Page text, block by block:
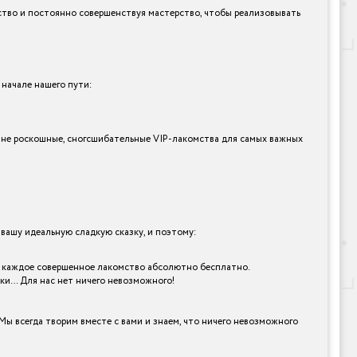
и постоянно совершенствуя мастерство, чтобы реализовывать
нашего пути:
роскошные, сногсшибательные VIP-лакомства для самых важных
идеальную сладкую сказку, и поэтому:
совершенное лакомство абсолютно бесплатно.
Для нас нет ничего невозможного!
всегда творим вместе с вами и знаем, что ничего невозможного